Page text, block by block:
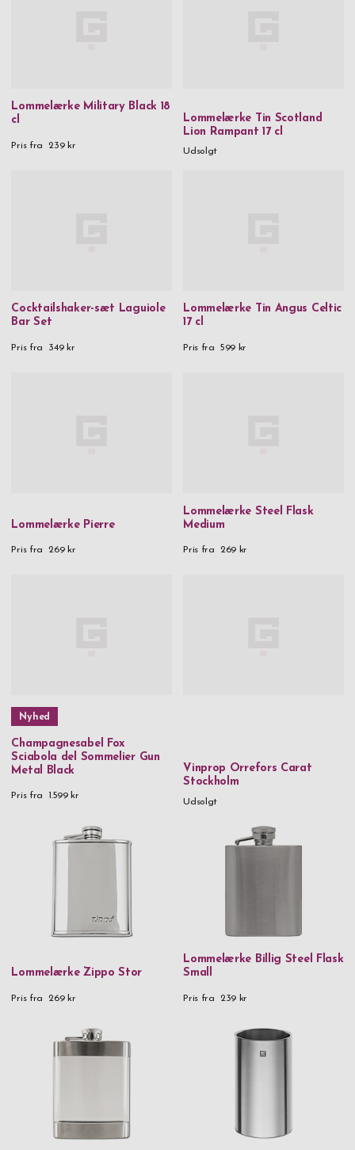
Lommelærke Military Black 18
cl
Pris fra 239 kr
Lommelærke Tin Scotland
Lion Rampant 17 cl
Udsolgt
Cocktailshaker-sæt Laguiole
Bar Set
Pris fra 349 kr
Lommelærke Tin Angus Celtic
17 cl
Pris fra 599 kr
Lommelærke Pierre
Pris fra 269 kr
Lommelærke Steel Flask
Medium
Pris fra 269 kr
Nyhed
Champagnesabel Fox
Sciabola del Sommelier Gun
Metal Black
Pris fra 1.599 kr
Vinprop Orrefors Carat
Stockholm
Udsolgt
Lommelærke Zippo Stor
Pris fra 269 kr
Lommelærke Billig Steel Flask
Small
Pris fra 239 kr